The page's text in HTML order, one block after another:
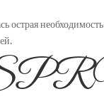
острая